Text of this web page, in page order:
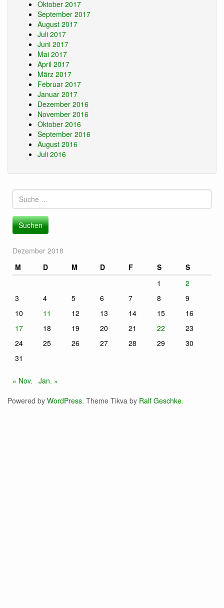
Oktober 2017
September 2017
August 2017
Juli 2017
Juni 2017
Mai 2017
April 2017
März 2017
Februar 2017
Januar 2017
Dezember 2016
November 2016
Oktober 2016
September 2016
August 2016
Juli 2016
Suche
nach:
Dezember 2018
M
D M D F S
S
1
2
3
4 5 6 7 8
9
10
11 12 13 14 15
16
17
18 19 20 21 22
23
24
25 26 27 28 29
30
31
« Nov.
Jan. »
Powered by WordPress. Theme Tikva by Ralf Geschke.